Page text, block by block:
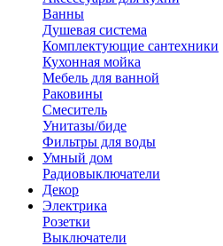
Ванны
Душевая система
Комплектующие сантехники
Кухонная мойка
Мебель для ванной
Раковины
Смеситель
Унитазы/биде
Фильтры для воды
Умный дом
Радиовыключатели
Декор
Электрика
Розетки
Выключатели